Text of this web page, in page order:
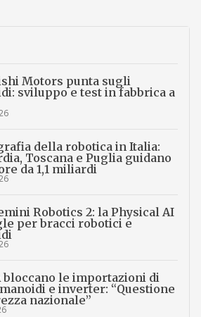
Motors punta sugli
sviluppo e test in fabbrica a
della robotica in Italia:
Toscana e Puglia guidano
da 1,1 miliardi
Robotics 2: la Physical AI
per bracci robotici e
bloccano le importazioni di
e inverter: “Questione
nazionale”